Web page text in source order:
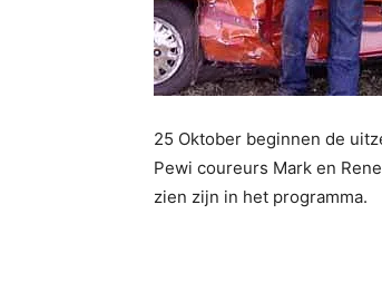
25 Oktober beginnen de
Pewi coureurs Mark en
zien zijn in het programma.